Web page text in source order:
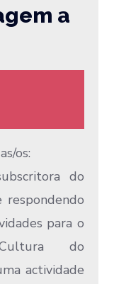
a
os:
do
respondendo
para o
do
actividade